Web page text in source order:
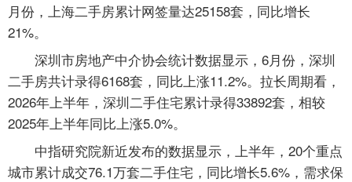
月份，上海二手房累计网签量达25158套，同比增长
21%。
深圳市房地产中介协会统计数据显示，6月份，深圳
二手房共计录得6168套，同比上涨11.2%。拉长周期看，
2026年上半年，深圳二手住宅累计录得33892套，相较
2025年上半年同比上涨5.0%。
中指研究院新近发布的数据显示，上半年，20个重点
城市累计成交76.1万套二手住宅，同比增长5.6%，需求保